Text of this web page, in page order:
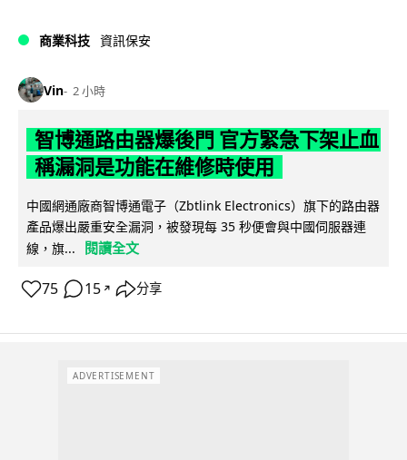
商業科技 資訊保安
Vin 2 小時
智博通路由器爆後門 官方緊急下架止血
稱漏洞是功能在維修時使用
中國網通廠商智博通電子（Zbtlink Electronics）旗下的路由器
產品爆出嚴重安全漏洞，被發現每 35 秒便會與中國伺服器連
線，旗...
閱讀全文
75 15 ↗ 分享
ADVERTISEMENT